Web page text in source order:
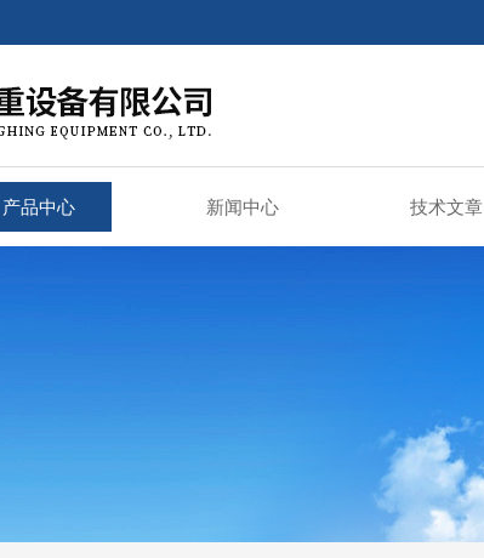
产品中心 新闻中心 技术文章